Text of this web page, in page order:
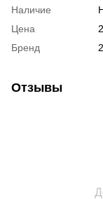
Наличие
Цена
Бренд
Отзывы